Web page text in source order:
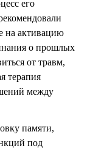
его
на активацию
о прошлых
от травм,
терапия
между
памяти,
под